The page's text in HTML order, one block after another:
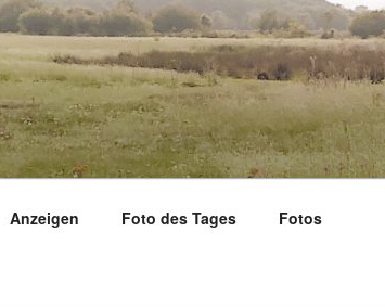
Anzeigen Foto des Tages Fotos